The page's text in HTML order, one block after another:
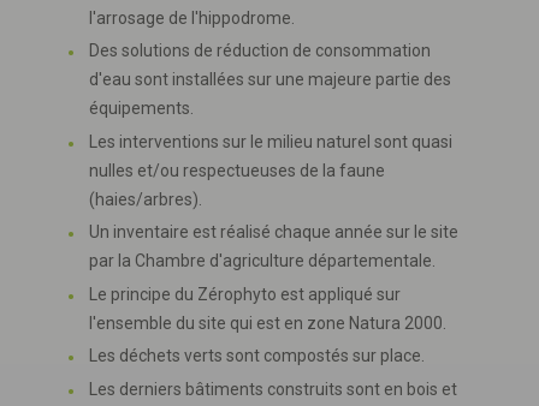
l'arrosage de l'hippodrome.
Des solutions de réduction de consommation
d'eau sont installées sur une majeure partie des
équipements.
Les interventions sur le milieu naturel sont quasi
nulles et/ou respectueuses de la faune
(haies/arbres).
Un inventaire est réalisé chaque année sur le site
par la Chambre d'agriculture départementale.
Le principe du Zérophyto est appliqué sur
l'ensemble du site qui est en zone Natura 2000.
Les déchets verts sont compostés sur place.
Les derniers bâtiments construits sont en bois et